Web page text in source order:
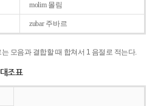
molim 몰림
zubar 주바르
는 모음과 결합할 때 합쳐서 1 음절로 적는다.
조표